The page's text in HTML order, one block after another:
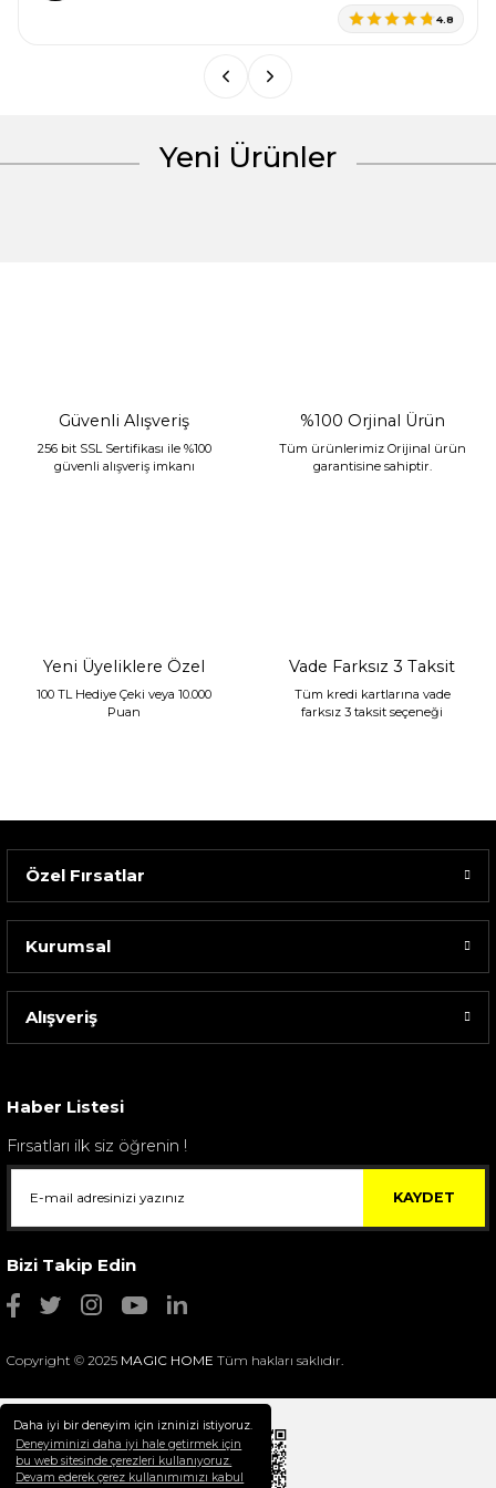
Daha iyi bir deneyim için izninizi istiyoruz.
Deneyiminizi daha iyi hale getirmek için
bu web sitesinde çerezleri kullanıyoruz.
Devam ederek çerez kullanımımızı kabul
4.8
Yeni Ürünler
Sarev Elfıda Flanel Nevresim Takımı Çift Kişili...
Güvenli Alışveriş
256 bit SSL Sertifikası ile %100
güvenli alışveriş imkanı
%100 Orjinal Ürün
Tüm ürünlerimiz Orijinal ürün
garantisine sahiptir.
Yeni Üyeliklere Özel
100 TL Hediye Çeki veya 10.000
Puan
Vade Farksız 3 Taksit
Tüm kredi kartlarına vade
farksız 3 taksit seçeneği
Özel Fırsatlar
Kurumsal
Alışveriş
Haber Listesi
Fırsatları ilk siz öğrenin !
KAYDET
Bizi Takip Edin
Copyright © 2025 MAGIC HOME Tüm hakları saklıdır.